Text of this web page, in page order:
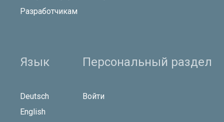
Разработчикам
Язык
Deutsch
English
Персональный раздел
Войти